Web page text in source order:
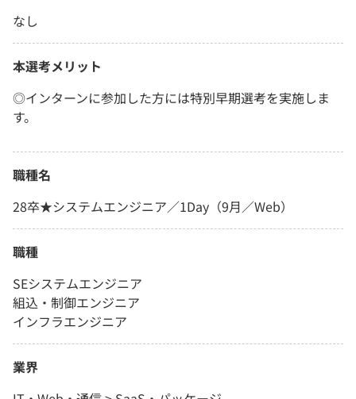
なし
本選考メリット
◎インターンに参加した方には特別早期選考を実施しま
す。
職種名
28卒★システムエンジニア／1Day（9月／Web）
職種
SEシステムエンジニア
組込・制御エンジニア
インフラエンジニア
業界